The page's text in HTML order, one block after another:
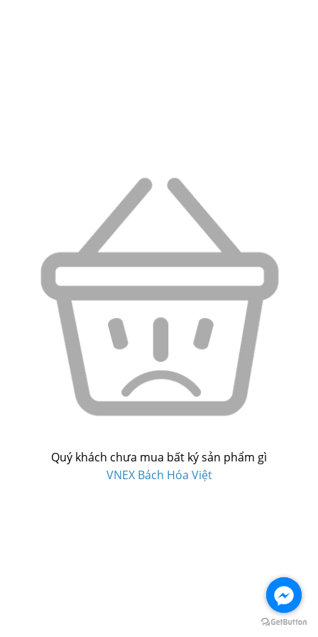
Quý khách chưa mua bất ký sản phẩm gì
VNEX Bách Hóa Việt